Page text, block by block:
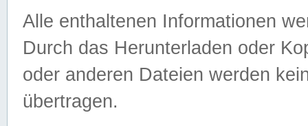
Alle enthaltenen Informationen
Durch das Herunterladen oder
oder anderen Dateien werden
übertragen.